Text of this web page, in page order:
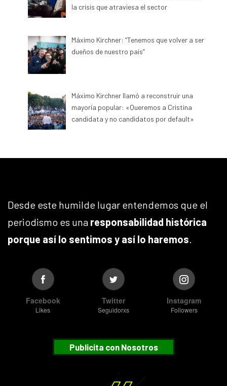
la crisis que atraviesa el sector
Máximo Kirchner: “Tenemos que volver a ser
dueños de nuestro país”
Máximo Kirchner llamó a reconstruir una
mayoría popular: «Queremos a Cristina
candidata y no candidatos por default»
Desde este humilde lugar entendemos que el
periodismo es una responsabilidad histórica
porque así lo sentimos y así lo haremos.
Facebook
Likes
Twitter
Seguidorxs
Instagram
Followers
Publicita con Nosotros